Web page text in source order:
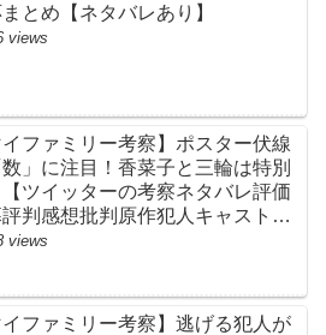
とめ【ネタバレあり】
views
イファミリー考察】ポスター伏線
」に注目！香菜子と三輪は特別
ツイッターの考察ネタバレ評価
判感想批判原作犯人キャスト脚
らすじ伏線まとめ】
views
イファミリー考察】逃げる犯人が